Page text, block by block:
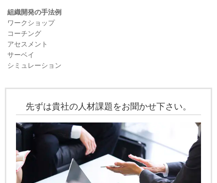
組織開発の手法例
ワークショップ
コーチング
アセスメント
サーベイ
シミュレーション
先ずは貴社の人材課題をお聞かせ下さい。